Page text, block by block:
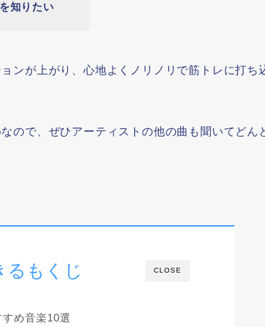
知りたい
ンが上がり、心地よくノリノリで筋トレに打ち
ので、ぜひアーティストの他の曲も聞いてどん
CLOSE
るもくじ
め音楽10選